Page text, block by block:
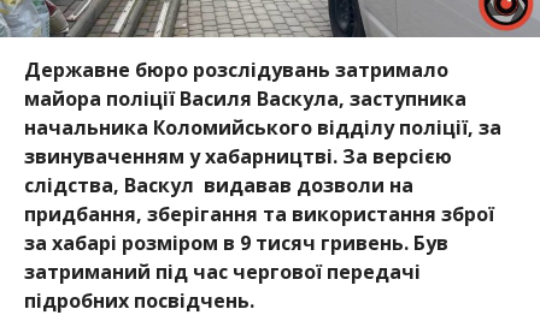
Державне бюро розслідувань затримало
майора поліції Василя Васкула, заступника
начальника Коломийського відділу поліції, за
звинуваченням у хабарництві. За версією
слідства, Васкул видавав дозволи на
придбання, зберігання та використання зброї
за хабарі розміром в 9 тисяч гривень. Був
затриманий під час чергової передачі
підробних посвідчень.